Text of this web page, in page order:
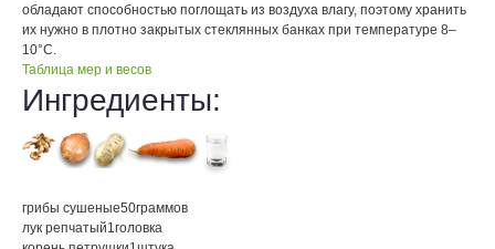
обладают способностью поглощать из воздуха влагу, поэтому хранить
их нужно в плотно закрытых стеклянных банках при температуре 8–
10°С.
Таблица мер и весов
Ингредиенты:
грибы сушеные50граммов
лук репчатый1головка